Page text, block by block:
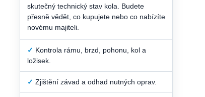
skutečný technický stav kola. Budete
přesně vědět, co kupujete nebo co nabízíte
novému majiteli.
✓ Kontrola rámu, brzd, pohonu, kol a
ložisek.
✓ Zjištění závad a odhad nutných oprav.